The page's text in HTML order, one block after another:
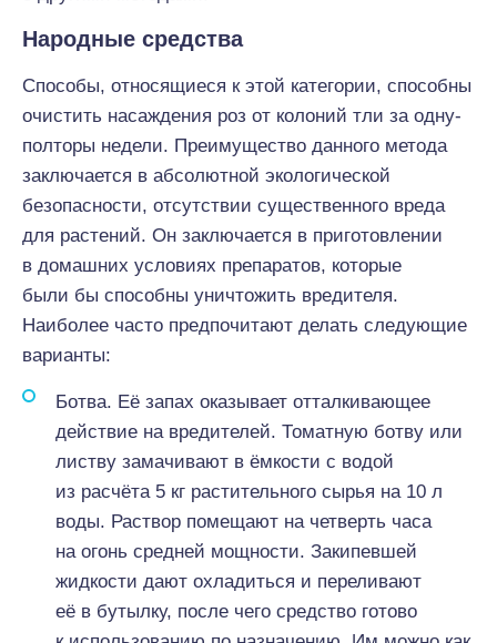
Народные средства
Способы, относящиеся к этой категории, способны
очистить насаждения роз от колоний тли за одну-
полторы недели. Преимущество данного метода
заключается в абсолютной экологической
безопасности, отсутствии существенного вреда
для растений. Он заключается в приготовлении
в домашних условиях препаратов, которые
были бы способны уничтожить вредителя.
Наиболее часто предпочитают делать следующие
варианты:
Ботва. Её запах оказывает отталкивающее
действие на вредителей. Томатную ботву или
листву замачивают в ёмкости с водой
из расчёта 5 кг растительного сырья на 10 л
воды. Раствор помещают на четверть часа
на огонь средней мощности. Закипевшей
жидкости дают охладиться и переливают
её в бутылку, после чего средство готово